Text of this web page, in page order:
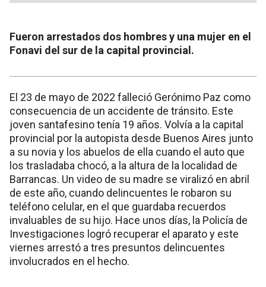
Fueron arrestados dos hombres y una mujer en el
Fonavi del sur de la capital provincial.
El 23 de mayo de 2022 falleció Gerónimo Paz como
consecuencia de un accidente de tránsito. Este
joven santafesino tenía 19 años. Volvía a la capital
provincial por la autopista desde Buenos Aires junto
a su novia y los abuelos de ella cuando el auto que
los trasladaba chocó, a la altura de la localidad de
Barrancas. Un video de su madre se viralizó en abril
de este año, cuando delincuentes le robaron su
teléfono celular, en el que guardaba recuerdos
invaluables de su hijo. Hace unos días, la Policía de
Investigaciones logró recuperar el aparato y este
viernes arrestó a tres presuntos delincuentes
involucrados en el hecho.